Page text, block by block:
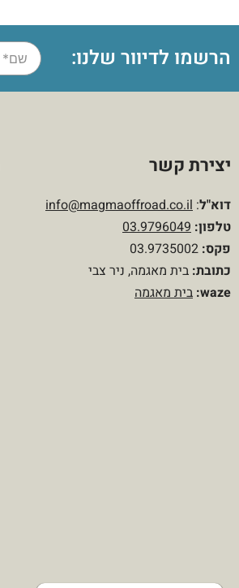
הרשמו לדיוור שלנו:
יצירת קשר
דוא"ל:
info@magmaoffroad.co.il
טלפון:
03.9796049
פקס:
כתובת: בית מאגמה, ניר צבי
waze: בית מאגמה